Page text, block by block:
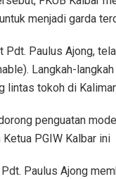
menjadi garda
Pdt. Paulus Ajong,
Langkah-
lintas tokoh di
penguatan
Ketua PGIW Kalbar ini
Paulus Ajong